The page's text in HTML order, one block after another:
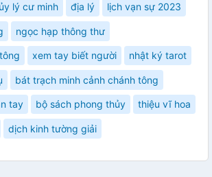
lý cư minh địa lý lịch vạn sự 2023
ngọc hạp thông thư
xem tay biết người nhật ký tarot
bát trạch minh cảnh chánh tông
tay bộ sách phong thủy thiệu vĩ hoa
dịch kinh tường giải